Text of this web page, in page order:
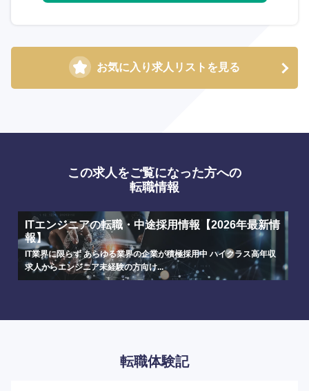
お気に入り求人リストを見る
この求人をご覧になった方への
転職情報
ITエンジニアの転職・中途採用情報【2026年最新情
報】
IT業界に限らず あらゆる業界の企業が積極採用中 ハイクラス高年収
求人からエンジニア未経験の方向け...
転職体験記